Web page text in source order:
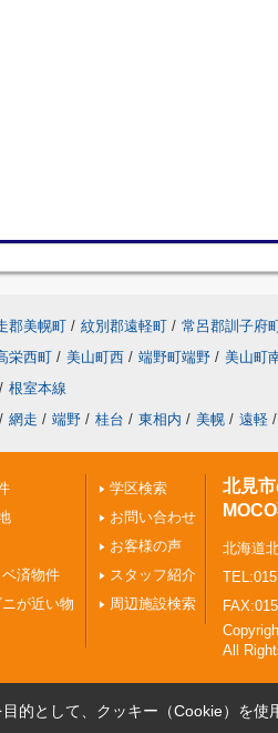
郡美幌町 / 紋別郡遠軽町 / 常呂郡訓子府
栄西町 / 美山町西 / 端野町端野 / 美山町
/ 根室本線
/ 網走 / 端野 / 桂台 / 東相内 / 美幌 / 遠軽 /
済物件
が近い物
学区検索
お問い合わせ
お客様の声
スタッフ紹介
周辺施設検索
北見
北海道
All
的として、クッキー（Cookie）を使